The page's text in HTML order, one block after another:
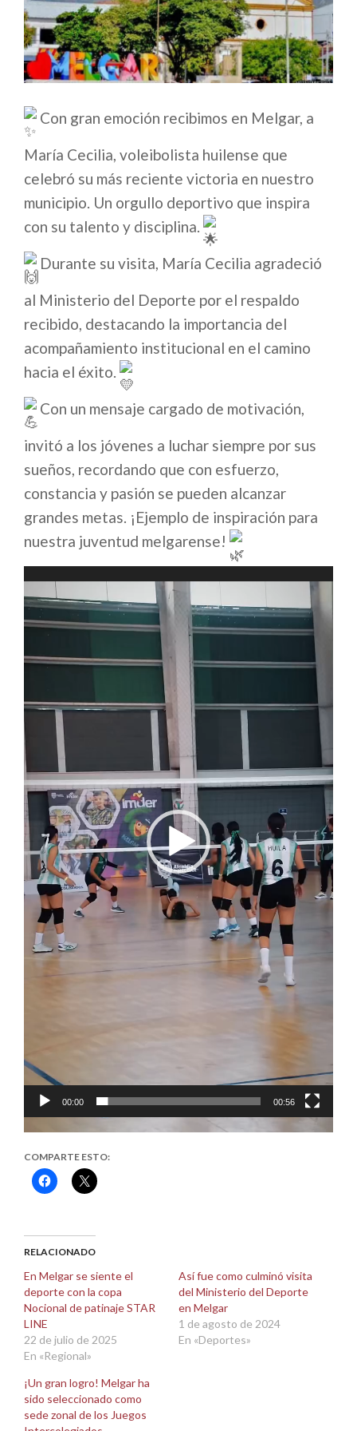
Con gran emoción recibimos en Melgar, a
María Cecilia, voleibolista huilense que
celebró su más reciente victoria en nuestro
municipio. Un orgullo deportivo que inspira
con su talento y disciplina.
Durante su visita, María Cecilia agradeció
al Ministerio del Deporte por el respaldo
recibido, destacando la importancia del
acompañamiento institucional en el camino
hacia el éxito.
Con un mensaje cargado de motivación,
invitó a los jóvenes a luchar siempre por sus
sueños, recordando que con esfuerzo,
constancia y pasión se pueden alcanzar
grandes metas. ¡Ejemplo de inspiración para
nuestra juventud melgarense!
Reproductor
de
vídeo
00:00 00:56
COMPARTE ESTO:
Haz
clic
(Se
abre
una
ventana
nueva)
Haz
clic
(Se
abre
una
ventana
nueva)
RELACIONADO
En Melgar se siente el
deporte con la copa
Nocional de patinaje STAR
LINE
22 de julio de 2025
En «Regional»
Así fue como culminó visita
del Ministerio del Deporte
en Melgar
1 de agosto de 2024
En «Deportes»
¡Un gran logro! Melgar ha
sido seleccionado como
sede zonal de los Juegos